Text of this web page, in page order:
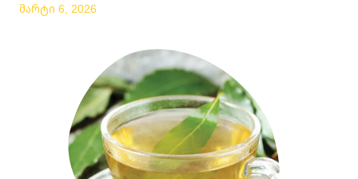
მარტი 6, 2026